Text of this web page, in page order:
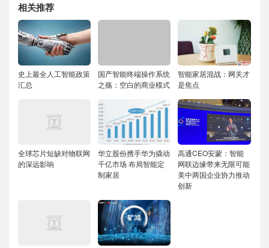
相关推荐
史上最全人工智能政策
汇总
国产智能终端操作系统
之殇：空白的商业模式
智能家居混战：网关才
是焦点
全球芯片短缺对物联网
的深远影响
华立股份携手华为撬动
千亿市场 布局智能定
制家居
高通CEO安蒙：智能
网联边缘带来无限可能
美中两国企业协力推动
创新